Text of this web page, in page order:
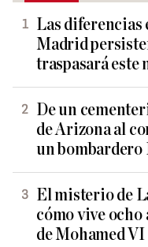
Las diferencias
Madrid
traspasará este
De un
de Arizona al
un bombardero
El misterio de
cómo vive ocho
de Mohamed